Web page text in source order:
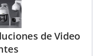
de Video